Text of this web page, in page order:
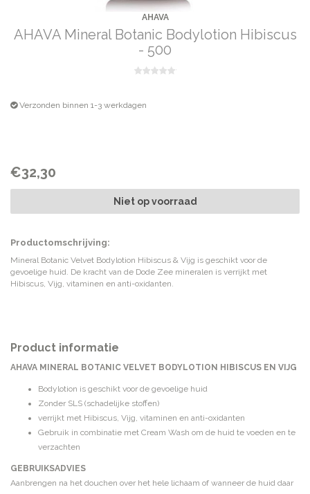
AHAVA
AHAVA Mineral Botanic Bodylotion Hibiscus
- 500
Verzonden binnen 1-3 werkdagen
€32,30
Niet op voorraad
Productomschrijving:
Mineral Botanic Velvet Bodylotion Hibiscus & Vijg is geschikt voor de
gevoelige huid. De kracht van de Dode Zee mineralen is verrijkt met
Hibiscus, Vijg, vitaminen en anti-oxidanten.
Product informatie
AHAVA MINERAL BOTANIC VELVET BODYLOTION HIBISCUS EN VIJG
Bodylotion is geschikt voor de gevoelige huid
Zonder SLS (schadelijke stoffen)
verrijkt met Hibiscus, Vijg, vitaminen en anti-oxidanten
Gebruik in combinatie met Cream Wash om de huid te voeden en te
verzachten
GEBRUIKSADVIES
Aanbrengen na het douchen over het hele lichaam of wanneer de huid daar